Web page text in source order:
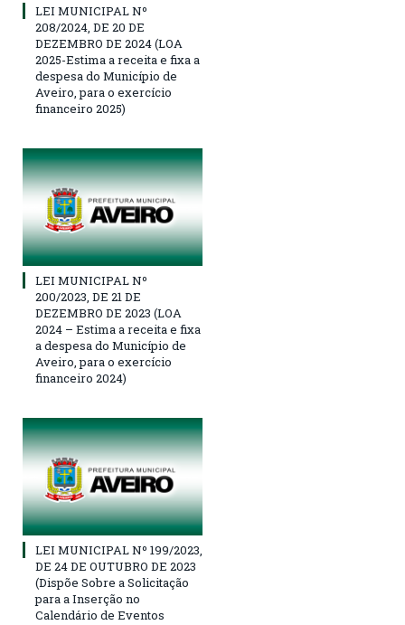
LEI MUNICIPAL Nº
208/2024, DE 20 DE
DEZEMBRO DE 2024 (LOA
2025-Estima a receita e fixa a
despesa do Município de
Aveiro, para o exercício
financeiro 2025)
LEI MUNICIPAL Nº
200/2023, DE 21 DE
DEZEMBRO DE 2023 (LOA
2024 – Estima a receita e fixa
a despesa do Município de
Aveiro, para o exercício
financeiro 2024)
LEI MUNICIPAL Nº 199/2023,
DE 24 DE OUTUBRO DE 2023
(Dispõe Sobre a Solicitação
para a Inserção no
Calendário de Eventos